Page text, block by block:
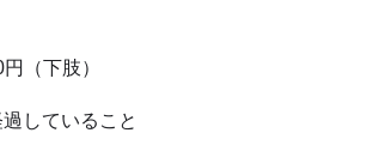
肢）
していること